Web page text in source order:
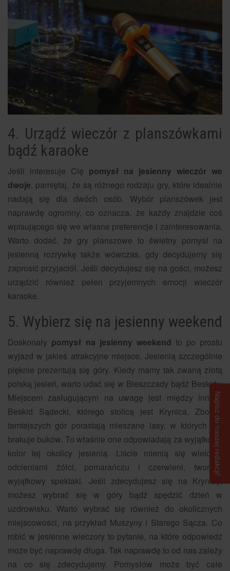
4. Urządź wieczór z planszówkami
bądź karaoke
Jeśli interesuje Cię pomysł na jesienny wieczór we
dwoje, pamiętaj, że są różnego rodzaju gry, które idealnie
nadają się dla dwóch osób. Wybór planszówek jest
naprawdę ogromny, co oznacza, że każdy znajdzie coś
wpisującego się we własne preferencje i zainteresowania.
Warto dodać, że gry planszowe to świetny pomysł na
jesienną rozrywkę także wówczas, gdy decydujemy się
zaprosić przyjaciół. Jeśli decydujesz się na gości, możesz
urządzić również pełen przyjemnych emocji wieczór
karaoke.
5. Wybierz się na jesienny weekend
Doskonały pomysł na jesienny weekend to po prostu
wyjazd w jakieś atrakcyjne miejsce. Jesienią szczególnie
pięknie prezentują się góry. Kiedy mamy tak zwaną złotą
polską jesień, warto udać się w Bieszczady bądź Beskidy.
Miejscem zasługującym na uwagę jest między innymi
Beskid Sądecki, którego stolicą jest Krynica. Zbocza
tamtejszych gór porastają mieszane lasy, w których nie
brakuje buków. To właśnie one odpowiadają za wyjątkowy
kolor tej okolicy jesienią. Liście mienią się wieloma
odcieniami żółci, pomarańczu i czerwieni, tworząc
wyjątkowy spektakl. Jeśli zdecydujesz się na Krynicę,
możesz wybrać się w góry bądź spędzić dzień w
uzdrowisku. Warto wybrać się również do okolicznych
miejscowości, na przykład Muszyny i Starego Sącza. Co
robić w jesienne wieczory to pytanie, na które odpowiedź
może być naprawdę długa. Tak naprawdę to od nas zależy
na co się zdecydujemy. Pomysłów może być całe
Napisz do naszej redakcji!